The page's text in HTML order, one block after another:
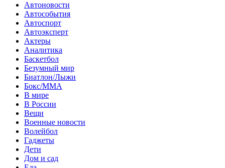
Автоновости
Автособытия
Автоспорт
Автоэксперт
Актеры
Аналитика
Баскетбол
Безумный мир
Биатлон/Лыжи
Бокс/MMA
В мире
В России
Вещи
Военные новости
Волейбол
Гаджеты
Дети
Дом и сад